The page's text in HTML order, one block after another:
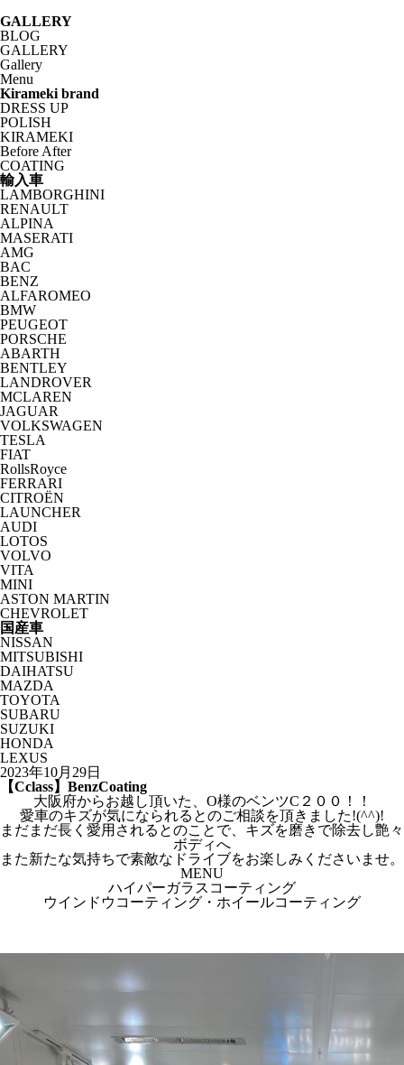
GALLERY
BLOG
GALLERY
Gallery
Menu
Kirameki brand
DRESS UP
POLISH
KIRAMEKI
Before After
COATING
輸入車
LAMBORGHINI
RENAULT
ALPINA
MASERATI
AMG
BAC
BENZ
ALFAROMEO
BMW
PEUGEOT
PORSCHE
ABARTH
BENTLEY
LANDROVER
MCLAREN
JAGUAR
VOLKSWAGEN
TESLA
FIAT
RollsRoyce
FERRARI
CITROËN
LAUNCHER
AUDI
LOTOS
VOLVO
VITA
MINI
ASTON MARTIN
CHEVROLET
国産車
NISSAN
MITSUBISHI
DAIHATSU
MAZDA
TOYOTA
SUBARU
SUZUKI
HONDA
LEXUS
2023年10月29日
【Cclass】BenzCoating
大阪府からお越し頂いた、O様のベンツC２００！！
愛車のキズが気になられるとのご相談を頂きました!(^^)!
まだまだ長く愛用されるとのことで、キズを磨きで除去し艶々
ボディへ
また新たな気持ちで素敵なドライブをお楽しみくださいませ。
MENU
ハイパーガラスコーティング
ウインドウコーティング・ホイールコーティング